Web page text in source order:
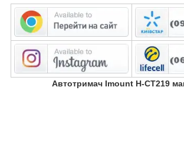
Автотримач Imount H-CT219